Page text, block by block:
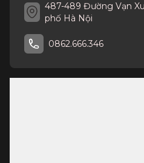
487-489 Đường Vạn
phố Hà Nội
0862.666.346